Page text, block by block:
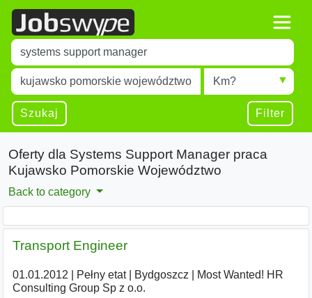
Title
Type 1 or more characters for results.
Miejscowość
Type 1 or more characters for results.
Radius
Szukaj Filter
Oferty dla Systems Support Manager praca
Kujawsko Pomorskie Województwo
Back to category
Transport Engineer
01.01.2012 Pełny etat| Bydgoszcz
Most Wanted! HR
Consulting Group Sp z o.o.